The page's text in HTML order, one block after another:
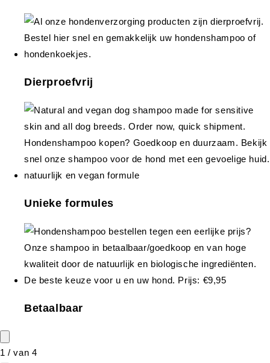
Dierproefvrij
Unieke formules
Betaalbaar
1 /van 4